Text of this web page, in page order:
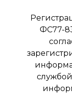
ФС77-